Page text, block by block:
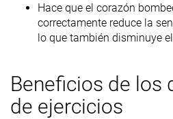
Hace que el corazón
correctamente reduce la
lo que también disminuye
Beneficios de los
de ejercicios